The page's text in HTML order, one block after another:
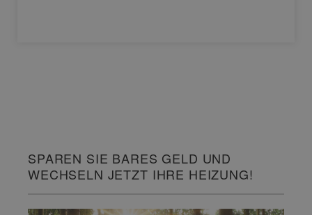
SPAREN SIE BARES GELD UND
WECHSELN JETZT IHRE HEIZUNG!